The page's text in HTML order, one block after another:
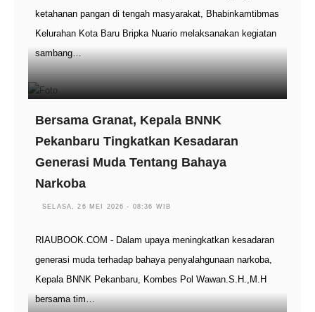
ketahanan pangan di tengah masyarakat, Bhabinkamtibmas
Kelurahan Kota Baru Bripka Nuario melaksanakan kegiatan
sambang…
Bersama Granat, Kepala BNNK
Pekanbaru Tingkatkan Kesadaran
Generasi Muda Tentang Bahaya
Narkoba
SELASA, 26 MEI 2026 - 08:36 WIB
RIAUBOOK.COM - Dalam upaya meningkatkan kesadaran
generasi muda terhadap bahaya penyalahgunaan narkoba,
Kepala BNNK Pekanbaru, Kombes Pol Wawan.S.H.,M.H
bersama tim…